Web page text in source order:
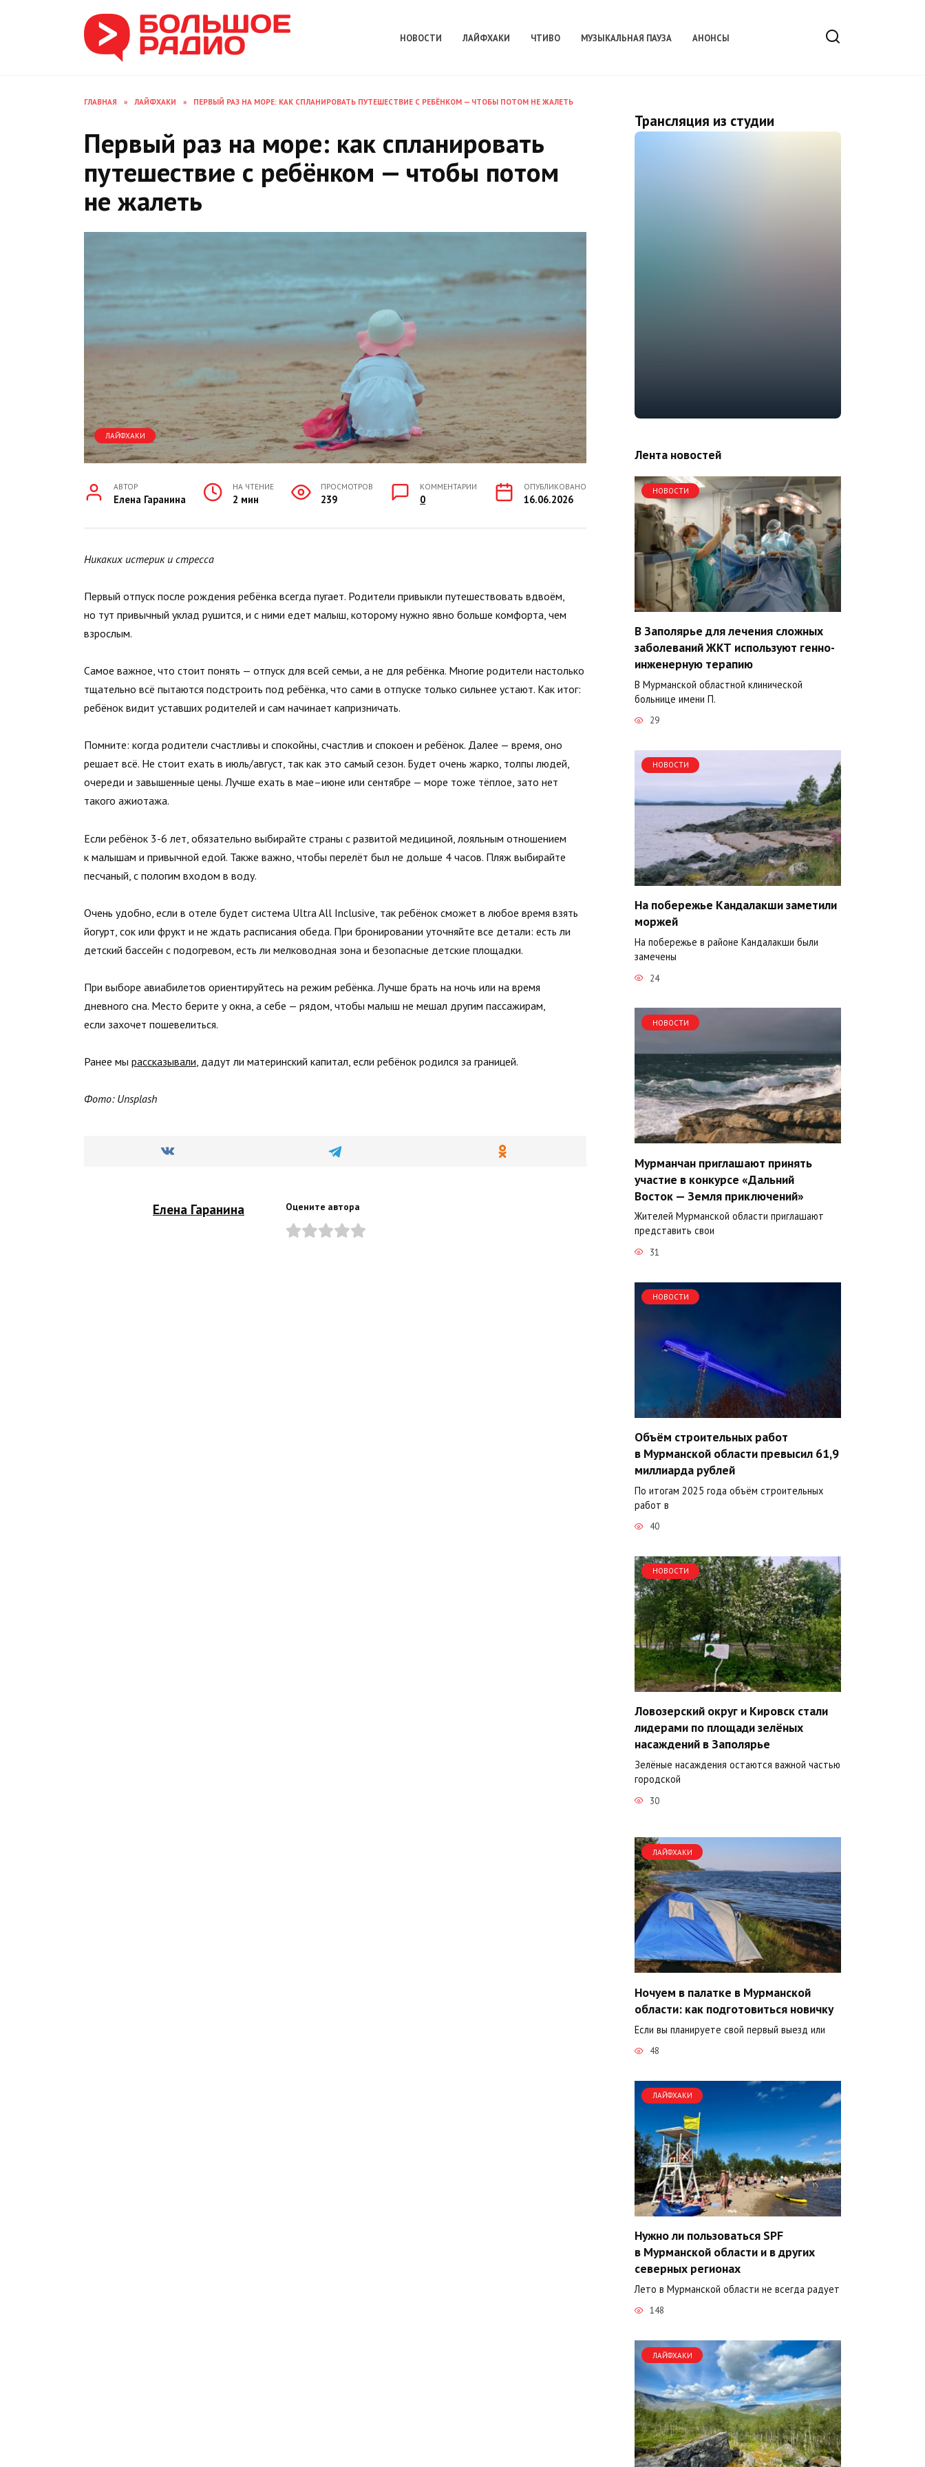
НОВОСТИ ЛАЙФХАКИ ЧТИВО МУЗЫКАЛЬНАЯ ПАУЗА АНОНСЫ
ГЛАВНАЯ » ЛАЙФХАКИ » ПЕРВЫЙ РАЗ НА МОРЕ: КАК СПЛАНИРОВАТЬ ПУТЕШЕСТВИЕ С РЕБЁНКОМ — ЧТОБЫ ПОТОМ НЕ ЖАЛЕТЬ
Первый раз на море: как спланировать
путешествие с ребёнком — чтобы потом
не жалеть
ЛАЙФХАКИ
АВТОР
Елена Гаранина
НА ЧТЕНИЕ
2 мин
ПРОСМОТРОВ
239
КОММЕНТАРИИ
0
ОПУБЛИКОВАНО
16.06.2026
Никаких истерик и стресса
Первый отпуск после рождения ребёнка всегда пугает. Родители привыкли путешествовать вдвоём,
но тут привычный уклад рушится, и с ними едет малыш, которому нужно явно больше комфорта, чем
взрослым.
Самое важное, что стоит понять — отпуск для всей семьи, а не для ребёнка. Многие родители настолько
тщательно всё пытаются подстроить под ребёнка, что сами в отпуске только сильнее устают. Как итог:
ребёнок видит уставших родителей и сам начинает капризничать.
Помните: когда родители счастливы и спокойны, счастлив и спокоен и ребёнок. Далее — время, оно
решает всё. Не стоит ехать в июль/август, так как это самый сезон. Будет очень жарко, толпы людей,
очереди и завышенные цены. Лучше ехать в мае–июне или сентябре — море тоже тёплое, зато нет
такого ажиотажа.
Если ребёнок 3-6 лет, обязательно выбирайте страны с развитой медициной, лояльным отношением
к малышам и привычной едой. Также важно, чтобы перелёт был не дольше 4 часов. Пляж выбирайте
песчаный, с пологим входом в воду.
Очень удобно, если в отеле будет система Ultra All Inclusive, так ребёнок сможет в любое время взять
йогурт, сок или фрукт и не ждать расписания обеда. При бронировании уточняйте все детали: есть ли
детский бассейн с подогревом, есть ли мелководная зона и безопасные детские площадки.
При выборе авиабилетов ориентируйтесь на режим ребёнка. Лучше брать на ночь или на время
дневного сна. Место берите у окна, а себе — рядом, чтобы малыш не мешал другим пассажирам,
если захочет пошевелиться.
Ранее мы рассказывали, дадут ли материнский капитал, если ребёнок родился за границей.
Фото: Unsplash
Елена Гаранина Оцените автора
Трансляция из студии
Лента новостей
НОВОСТИ
В Заполярье для лечения сложных
заболеваний ЖКТ используют генно-
инженерную терапию
В Мурманской областной клинической
больнице имени П.
29
НОВОСТИ
На побережье Кандалакши заметили
моржей
На побережье в районе Кандалакши были
замечены
24
НОВОСТИ
Мурманчан приглашают принять
участие в конкурсе «Дальний
Восток — Земля приключений»
Жителей Мурманской области приглашают
представить свои
31
НОВОСТИ
Объём строительных работ
в Мурманской области превысил 61,9
миллиарда рублей
По итогам 2025 года объём строительных
работ в
40
НОВОСТИ
Ловозерский округ и Кировск стали
лидерами по площади зелёных
насаждений в Заполярье
Зелёные насаждения остаются важной частью
городской
30
ЛАЙФХАКИ
Ночуем в палатке в Мурманской
области: как подготовиться новичку
Если вы планируете свой первый выезд или
48
ЛАЙФХАКИ
Нужно ли пользоваться SPF
в Мурманской области и в других
северных регионах
Лето в Мурманской области не всегда радует
148
ЛАЙФХАКИ